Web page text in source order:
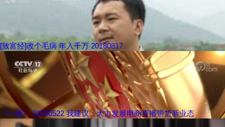
[致富经]改个毛病 年入千万 20180817
《一线》 20200522 我建议：大力发展电商直播带货新业态